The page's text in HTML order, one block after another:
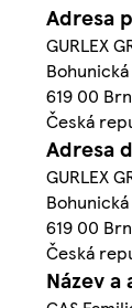
Adresa
GURLEX
619 00
Česká
Adresa
GURLEX
619 00
Česká
Název a